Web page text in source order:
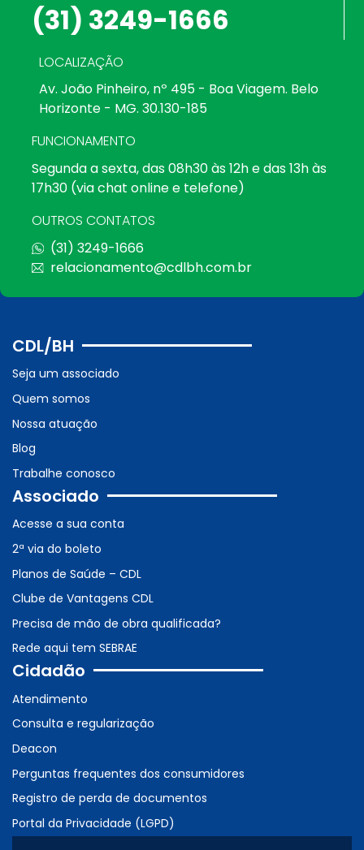
(31) 3249-1666
LOCALIZAÇÃO
Av. João Pinheiro, nº 495 - Boa Viagem. Belo
Horizonte - MG. 30.130-185
FUNCIONAMENTO
Segunda a sexta, das 08h30 às 12h e das 13h às
17h30 (via chat online e telefone)
OUTROS CONTATOS
(31) 3249-1666
relacionamento@cdlbh.com.br
CDL/BH
Seja um associado
Quem somos
Nossa atuação
Blog
Trabalhe conosco
Associado
Acesse a sua conta
2ª via do boleto
Planos de Saúde – CDL
Clube de Vantagens CDL
Precisa de mão de obra qualificada?
Rede aqui tem SEBRAE
Cidadão
Atendimento
Consulta e regularização
Deacon
Perguntas frequentes dos consumidores
Registro de perda de documentos
Portal da Privacidade (LGPD)